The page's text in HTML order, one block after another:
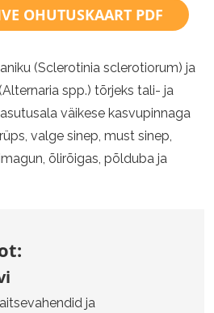
OHUTUSKAART PDF
(Sclerotinia sclerotiorum) ja
spp.) tõrjeks tali- ja
väikese kasvupinnaga
valge sinep, must sinep,
õlirõigas, põlduba ja
ja